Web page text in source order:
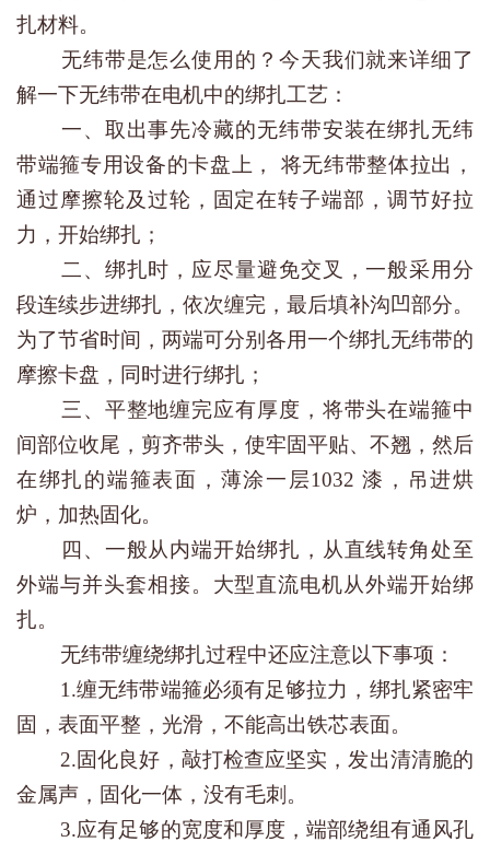
扎材料。
无纬带是怎么使用的？今天我们就来详细了
解一下无纬带在电机中的绑扎工艺：
一、取出事先冷藏的无纬带安装在绑扎无纬
带端箍专用设备的卡盘上， 将无纬带整体拉出，
通过摩擦轮及过轮，固定在转子端部，调节好拉
力，开始绑扎；
二、绑扎时，应尽量避免交叉，一般采用分
段连续步进绑扎，依次缠完，最后填补沟凹部分。
为了节省时间，两端可分别各用一个绑扎无纬带的
摩擦卡盘，同时进行绑扎；
三、平整地缠完应有厚度，将带头在端箍中
间部位收尾，剪齐带头，使牢固平贴、不翘，然后
在绑扎的端箍表面，薄涂一层1032 漆，吊进烘
炉，加热固化。
四、一般从内端开始绑扎，从直线转角处至
外端与并头套相接。大型直流电机从外端开始绑
扎。
无纬带缠绕绑扎过程中还应注意以下事项：
1.缠无纬带端箍必须有足够拉力，绑扎紧密牢
固，表面平整，光滑，不能高出铁芯表面。
2.固化良好，敲打检查应坚实，发出清清脆的
金属声，固化一体，没有毛刺。
3.应有足够的宽度和厚度，端部绕组有通风孔